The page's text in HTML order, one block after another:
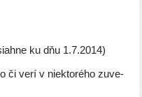
ku dňu 1.7.2014)
či verí v nie­kto­ré­ho zuve­